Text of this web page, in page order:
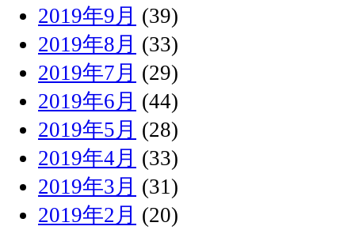
2019年9月 (39)
2019年8月 (33)
2019年7月 (29)
2019年6月 (44)
2019年5月 (28)
2019年4月 (33)
2019年3月 (31)
2019年2月 (20)